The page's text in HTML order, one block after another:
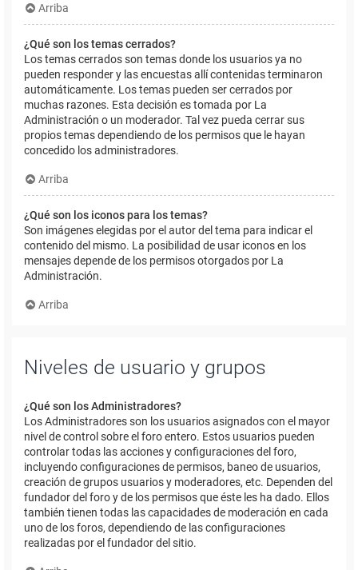
Arriba
¿Qué son los temas cerrados?
Los temas cerrados son temas donde los usuarios ya no
pueden responder y las encuestas allí contenidas terminaron
automáticamente. Los temas pueden ser cerrados por
muchas razones. Esta decisión es tomada por La
Administración o un moderador. Tal vez pueda cerrar sus
propios temas dependiendo de los permisos que le hayan
concedido los administradores.
Arriba
¿Qué son los iconos para los temas?
Son imágenes elegidas por el autor del tema para indicar el
contenido del mismo. La posibilidad de usar iconos en los
mensajes depende de los permisos otorgados por La
Administración.
Arriba
Niveles de usuario y grupos
¿Qué son los Administradores?
Los Administradores son los usuarios asignados con el mayor
nivel de control sobre el foro entero. Estos usuarios pueden
controlar todas las acciones y configuraciones del foro,
incluyendo configuraciones de permisos, baneo de usuarios,
creación de grupos usuarios y moderadores, etc. Dependen del
fundador del foro y de los permisos que éste les ha dado. Ellos
también tienen todas las capacidades de moderación en cada
uno de los foros, dependiendo de las configuraciones
realizadas por el fundador del sitio.